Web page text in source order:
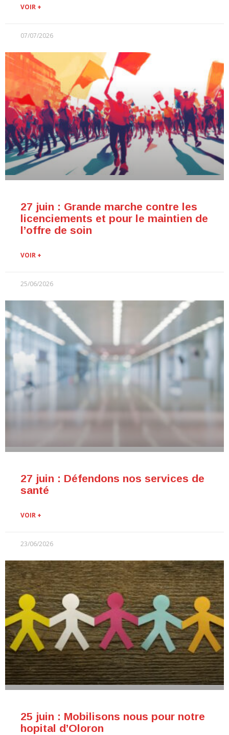
VOIR +
07/07/2026
27 juin : Grande marche contre les
licenciements et pour le maintien de
l’offre de soin
VOIR +
25/06/2026
27 juin : Défendons nos services de
santé
VOIR +
23/06/2026
25 juin : Mobilisons nous pour notre
hopital d’Oloron